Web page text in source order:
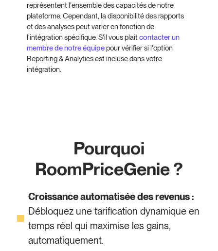
représentent l'ensemble des capacités de notre
plateforme. Cependant, la disponibilité des rapports
et des analyses peut varier en fonction de
l'intégration spécifique. S'il vous plaîtcontacter un
membre de notre équipepour vérifier si l'option
Reporting & Analytics est incluse dans votre
intégration.
Pourquoi
RoomPriceGenie ?
Croissance automatisée des revenus :
Débloquez une tarification dynamique en
temps réel qui maximise les gains,
automatiquement.